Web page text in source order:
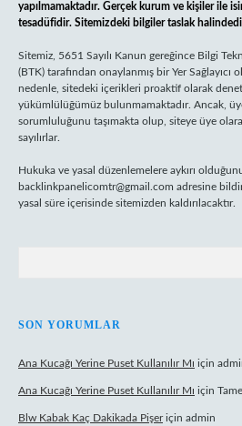
yapılmamaktadır. Gerçek kurum ve kişiler ile
tesadüfidir. Sitemizdeki bilgiler taslak
Sitemiz, 5651 Sayılı Kanun gereğince Bilgi
(BTK) tarafından onaylanmış bir Yer Sağlayıcı
nedenle, sitedeki içerikleri proaktif olarak
yükümlülüğümüz bulunmamaktadır. Ancak,
sorumluluğunu taşımakta olup, siteye üye
sayılırlar.
Hukuka ve yasal düzenlemelere aykırı
backlinkpanelicomtr@gmail.com adresine
yasal süre içerisinde sitemizden kaldırılacaktır.
SON YORUMLAR
Ana Kucağı Yerine Puset Kullanılır Mı için
Ana Kucağı Yerine Puset Kullanılır Mı için
Blw Kabak Kaç Dakikada Pişeriçin admin